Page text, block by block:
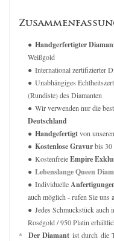
Handgerfertigter
Weißgold
International zertifizierter
Unabhängiges
(Rundiste) des Diamanten
Wir verwenden nur die
Deutschland
Handgefertigtvon
Kostenlose Gravurbis 30
KostenfreieEmpire
Lebenslange Queen
Individuelle
auch möglich - rufen Sie uns
Jedes Schmuckstück
Roségold / 950 Platin
* Der Diamant ist durch die